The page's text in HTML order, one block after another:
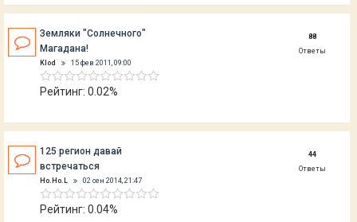
Земляки "Солнечного"
Магадана!
Klod 15 фев 2011, 09:00
Рейтинг: 0.02%
88
Ответы
125 регион давай
встречаться
Ho.Ho.L 02 сен 2014, 21:47
Рейтинг: 0.04%
44
Ответы